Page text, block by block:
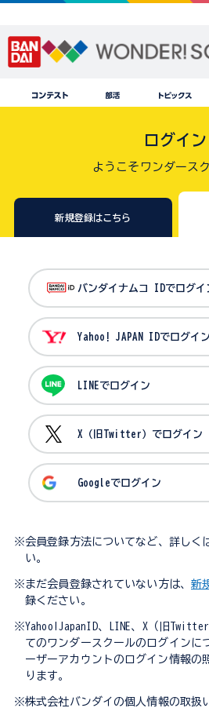
ログイン
ようこそワンダース
新規登録はこちら
バンダイナムコ IDでログ
Yahoo! JAPAN IDでログイン
LINEでログイン
X（旧Twitter）でログイン
Googleでログイン
※会員登録方法についてなど、詳しく
い。
※まだ会員登録されていない方は、 新
録ください。
※Yahoo!JapanID、LINE、X（旧
てのワンダースクールのログインに
ーザーアカウントのログイン情報の
ります。
※株式会社バンダイの個人情報の取扱